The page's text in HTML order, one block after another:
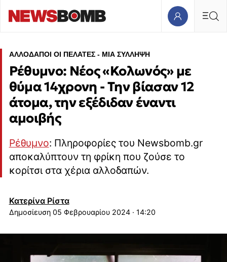
ΑΛΛΟΔΑΠΟΙ ΟΙ ΠΕΛΑΤΕΣ - ΜΙΑ ΣΥΛΛΗΨΗ
Ρέθυμνο: Νέος «Κολωνός» με
θύμα 14χρονη - Την βίασαν 12
άτομα, την εξέδιδαν έναντι
αμοιβής
Ρέθυμνο: Πληροφορίες του Newsbomb.gr
αποκαλύπτουν τη φρίκη που ζούσε το
κορίτσι στα χέρια αλλοδαπών.
Κατερίνα Ρίστα
05 Φεβρουαρίου 2024 · 14:20